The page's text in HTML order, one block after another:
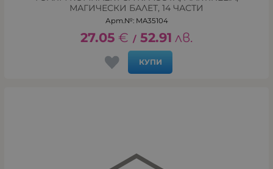
МАГИЧЕСКИ БАЛЕТ, 14 ЧАСТИ
Арт.№: MA35104
27.05 € / 52.91 лв.
КУПИ